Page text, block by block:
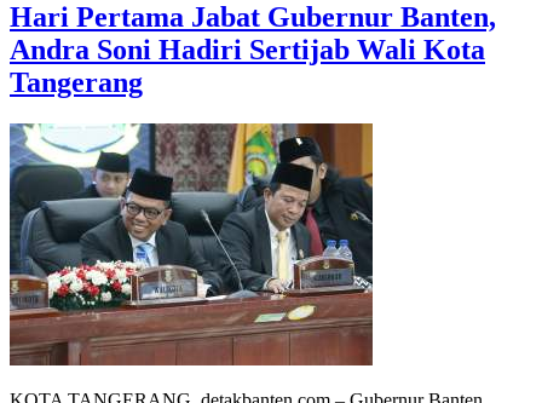
Hari Pertama Jabat Gubernur Banten,
Andra Soni Hadiri Sertijab Wali Kota
Tangerang